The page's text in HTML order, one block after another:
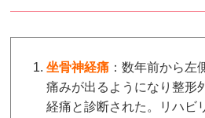
坐骨神経痛 ：数年前から左
痛みが出るようになり整形
経痛と診断された。リハビ